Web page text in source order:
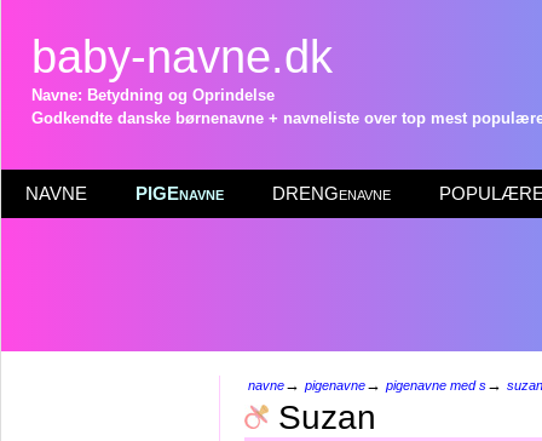
baby-navne.dk
Navne: Betydning og Oprindelse
Godkendte danske børnenavne + navneliste over top mest
NAVNE PIGEnavne DRENGenavne POPULÆRE
navne→ pigenavne→ pigenavne med s→ suzan
Suzan